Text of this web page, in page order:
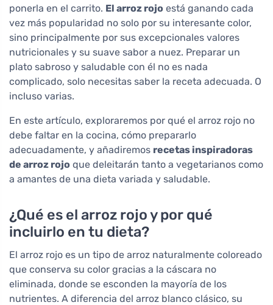
ponerla en el carrito. El arroz rojo está ganando cada
vez más popularidad no solo por su interesante color,
sino principalmente por sus excepcionales valores
nutricionales y su suave sabor a nuez. Preparar un
plato sabroso y saludable con él no es nada
complicado, solo necesitas saber la receta adecuada. O
incluso varias.
En este artículo, exploraremos por qué el arroz rojo no
debe faltar en la cocina, cómo prepararlo
adecuadamente, y añadiremos recetas inspiradoras
de arroz rojo que deleitarán tanto a vegetarianos como
a amantes de una dieta variada y saludable.
¿Qué es el arroz rojo y por qué
incluirlo en tu dieta?
El arroz rojo es un tipo de arroz naturalmente coloreado
que conserva su color gracias a la cáscara no
eliminada, donde se esconden la mayoría de los
nutrientes. A diferencia del arroz blanco clásico, su